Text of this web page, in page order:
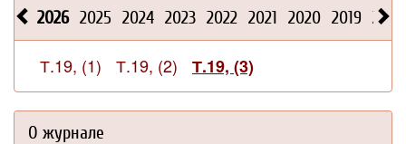
2026 2025 2024 2023 2022 2021 2020 2019 2018
Т.19, (1) Т.19, (2) Т.19, (3)
О журнале